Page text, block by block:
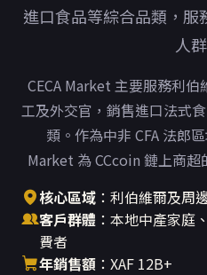
進口食品等綜合品類，
人
CECA Market 主要服務利
工及外交官，銷售進口法式
類。作為中非 CFA 法郎
Market 為 CCcoin 鏈上商超
核心區域 ：利伯維爾及周
客戶群體 ：本地中產家庭
費者
年銷售額 ：XAF 12B+